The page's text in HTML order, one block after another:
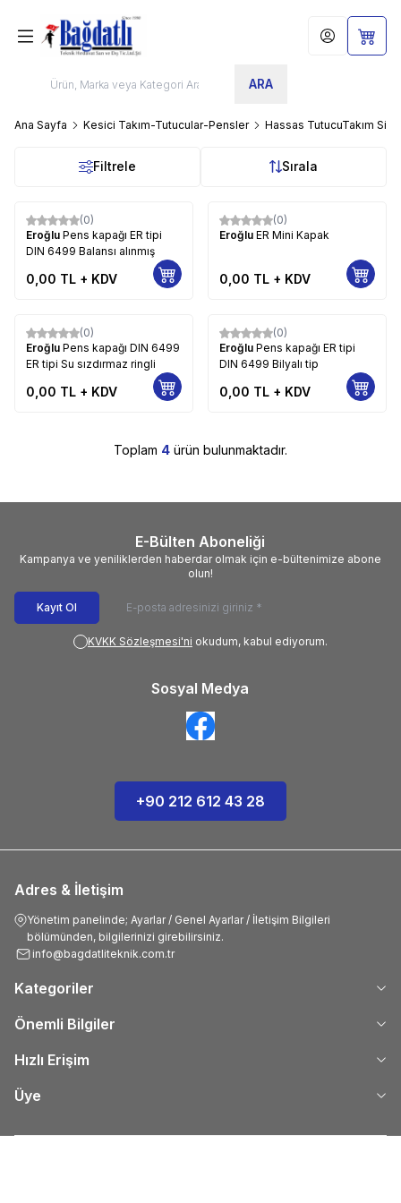
ARA
Hesabım
Ana Sayfa Kesici Takım-Tutucular-Pensler Hassas TutucuTakım
Filtrele Sırala
(0)
Eroğlu Pens kapağı ER tipi
DIN 6499 Balansı alınmış
0,00 TL + KDV
(0)
Eroğlu ER Mini Kapak
0,00 TL + KDV
(0)
Eroğlu Pens kapağı DIN 6499
ER tipi Su sızdırmaz ringli
0,00 TL + KDV
(0)
Eroğlu Pens kapağı ER tipi
DIN 6499 Bilyalı tip
0,00 TL + KDV
Toplam 4 ürün bulunmaktadır.
E-Bülten Aboneliği
Kampanya ve yeniliklerden haberdar olmak için e-bültenimize abone
olun!
Kayıt Ol
KVKK Sözleşmesi'ni okudum, kabul ediyorum.
Sosyal Medya
+90 212 612 43 28
Adres & İletişim
Yönetim panelinde; Ayarlar / Genel Ayarlar / İletişim Bilgileri
bölümünden, bilgilerinizi girebilirsiniz.
info@bagdatliteknik.com.tr
Kategoriler
Önemli Bilgiler
Hızlı Erişim
Üye